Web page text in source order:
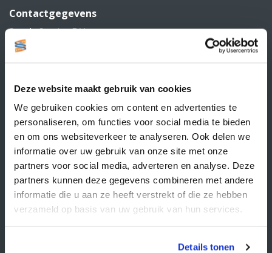
Deze website maakt gebruik van cookies
We gebruiken cookies om content en advertenties te
personaliseren, om functies voor social media te bieden
en om ons websiteverkeer te analyseren. Ook delen we
informatie over uw gebruik van onze site met onze
partners voor social media, adverteren en analyse. Deze
partners kunnen deze gegevens combineren met andere
informatie die u aan ze heeft verstrekt of die ze hebben
verzameld op basis van uw gebruik van hun services.
Details tonen
Contactgegevens
Supply Service B.V.
Nijverheidsstraat 25-K
3861 RJ Nijkerk
KvK nummer: 66384737
BTW nummer: NL856526605B01
Klantenservice
Over Supply Service B.V.
Veelgestelde vragen